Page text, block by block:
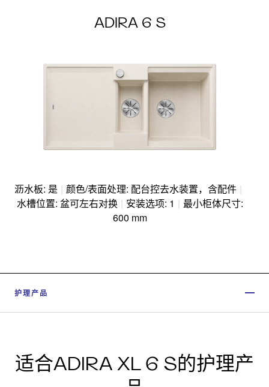
ADIRA 6 S
沥水板: 是 | 颜色/表面处理: 配台控去水装置，含配件 |
水槽位置: 盆可左右对换 | 安装选项: 1 | 最小柜体尺寸:
600 mm
护理产品
适合ADIRA XL 6 S的护理产